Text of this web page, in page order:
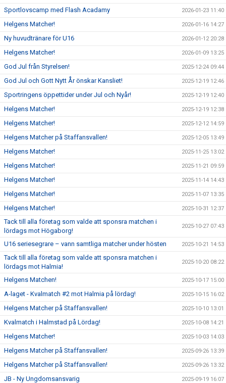
Sportlovscamp med Flash Acadamy 2026-01-23 11:40
Helgens Matcher! 2026-01-16 14:27
Ny huvudtränare för U16 2026-01-12 20:28
Helgens Matcher! 2026-01-09 13:25
God Jul från Styrelsen! 2025-12-24 09:44
God Jul och Gott Nytt År önskar Kansliet! 2025-12-19 12:46
Sportringens öppettider under Jul och Nyår! 2025-12-19 12:40
Helgens Matcher! 2025-12-19 12:38
Helgens Matcher! 2025-12-12 14:59
Helgens Matcher på Staffansvallen! 2025-12-05 13:49
Helgens Matcher! 2025-11-25 13:02
Helgens Matcher! 2025-11-21 09:59
Helgens Matcher! 2025-11-14 14:43
Helgens Matcher! 2025-11-07 13:35
Helgens Matcher! 2025-10-31 12:37
Tack till alla företag som valde att sponsra matchen i
lördags mot Högaborg!
2025-10-27 07:43
U16 seriesegrare – vann samtliga matcher under hösten 2025-10-21 14:53
Tack till alla företag som valde att sponsra matchen i
lördags mot Halmia!
2025-10-20 08:22
Helgens Matchen! 2025-10-17 15:00
A-laget - Kvalmatch #2 mot Halmia på lördag! 2025-10-15 16:02
Helgens Matcher på Staffansvallen! 2025-10-10 13:01
Kvalmatch i Halmstad på Lördag! 2025-10-08 14:21
Helgens Matcher! 2025-10-03 14:03
Helgens Matcher på Staffansvallen! 2025-09-26 13:39
Helgens Matcher på Staffansvallen! 2025-09-26 13:32
JB - Ny Ungdomsansvarig 2025-09-19 16:07